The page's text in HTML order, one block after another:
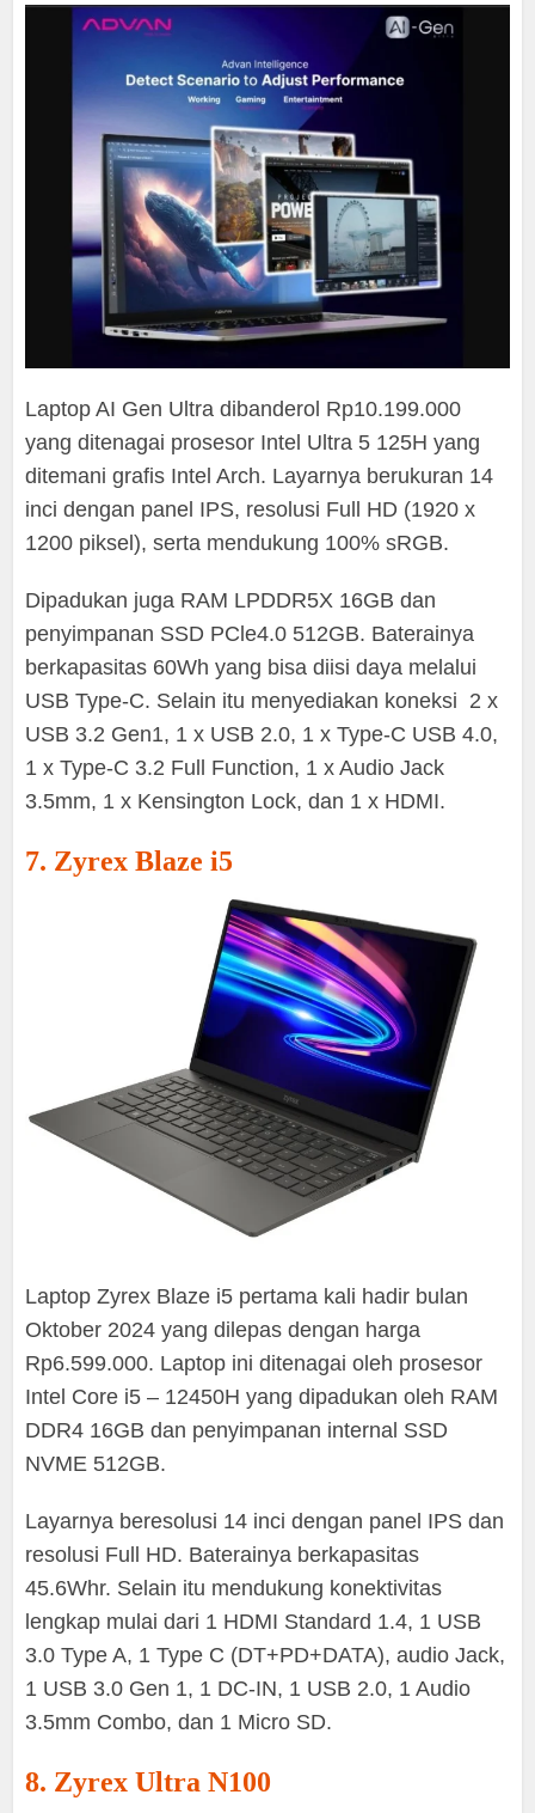
Laptop AI Gen Ultra dibanderol Rp10.199.000
yang ditenagai prosesor Intel Ultra 5 125H yang
ditemani grafis Intel Arch. Layarnya berukuran 14
inci dengan panel IPS, resolusi Full HD (1920 x
1200 piksel), serta mendukung 100% sRGB.
Dipadukan juga RAM LPDDR5X 16GB dan
penyimpanan SSD PCle4.0 512GB. Baterainya
berkapasitas 60Wh yang bisa diisi daya melalui
USB Type-C. Selain itu menyediakan koneksi 2 x
USB 3.2 Gen1, 1 x USB 2.0, 1 x Type-C USB 4.0,
1 x Type-C 3.2 Full Function, 1 x Audio Jack
3.5mm, 1 x Kensington Lock, dan 1 x HDMI.
7. Zyrex Blaze i5
Laptop Zyrex Blaze i5 pertama kali hadir bulan
Oktober 2024 yang dilepas dengan harga
Rp6.599.000. Laptop ini ditenagai oleh prosesor
Intel Core i5 – 12450H yang dipadukan oleh RAM
DDR4 16GB dan penyimpanan internal SSD
NVME 512GB.
Layarnya beresolusi 14 inci dengan panel IPS dan
resolusi Full HD. Baterainya berkapasitas
45.6Whr. Selain itu mendukung konektivitas
lengkap mulai dari 1 HDMI Standard 1.4, 1 USB
3.0 Type A, 1 Type C (DT+PD+DATA), audio Jack,
1 USB 3.0 Gen 1, 1 DC-IN, 1 USB 2.0, 1 Audio
3.5mm Combo, dan 1 Micro SD.
8. Zyrex Ultra N100